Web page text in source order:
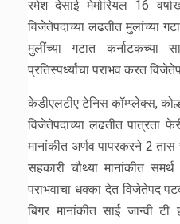
रमेश देसाई मेमोरियल 16
विजेतेपदाच्या लढतीत मुलांच्या
मुलींच्या गटात कर्नाटकच्या
प्रतिस्पर्ध्यांचा पराभव करत
केडीएलटीए टेनिस कॉम्प्लेक्स,
विजेतेपदाच्या लढतीत पात्रता
मानांकीत अर्णव पापरकरने 2
सहकारी चौथ्या मानांकीत
पराभवाचा धक्का देत विजेतेपद
बिगर मानांकीत साई जान्वी टी